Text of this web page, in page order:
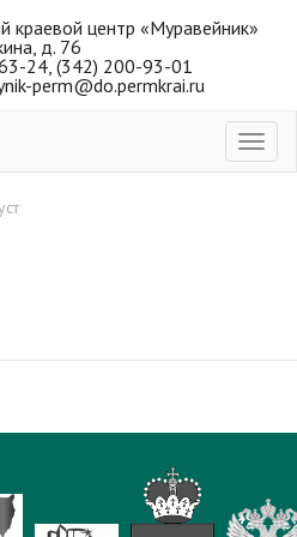
краевой центр «Муравейник»
д. 76
24, (342) 200-93-01
perm@do.permkrai.ru